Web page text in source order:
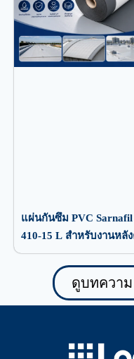
แผ่นกันซึม PVC Sarnafil
410-15 L สำหรับงานหลั
ดูบทความ